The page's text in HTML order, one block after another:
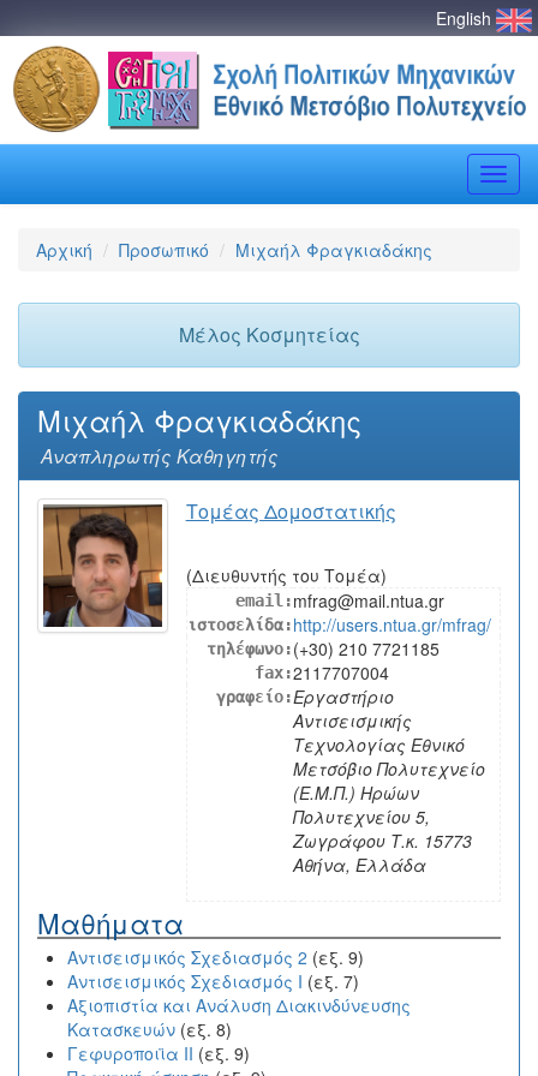
English
Toggle
Αρχική Προσωπικό Μιχαήλ Φραγκιαδάκης
Μέλος Κοσμητείας
Μιχαήλ Φραγκιαδάκης
Αναπληρωτής Kαθηγητής
Τομέας Δομοστατικής
(Διευθυντής του Τομέα)
email:mfrag@mail.ntua.gr
ιστοσελίδα:http://users.ntua.gr/mfrag/
τηλέφωνο:(+30) 210 7721185
fax:2117707004
γραφείο:Εργαστήριο
Αντισεισμικής
Τεχνολογίας Εθνικό
Μετσόβιο Πολυτεχνείο
(Ε.Μ.Π.) Ηρώων
Πολυτεχνείου 5,
Ζωγράφου Τ.κ. 15773
Αθήνα, Ελλάδα
Μαθήματα
Αντισεισμικός Σχεδιασμός 2 (εξ. 9)
Αντισεισμικός Σχεδιασμός I (εξ. 7)
Αξιοπιστία και Ανάλυση Διακινδύνευσης
Κατασκευών (εξ. 8)
Γεφυροποιϊα ΙΙ (εξ. 9)